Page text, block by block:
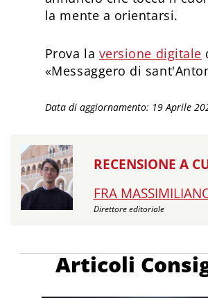
la mente a orientarsi.
Prova la versione digitale
«Messaggero di
Data di aggiornamento: 19 Aprile
RECENSIONE A
FRA
Direttore editoriale
Articoli